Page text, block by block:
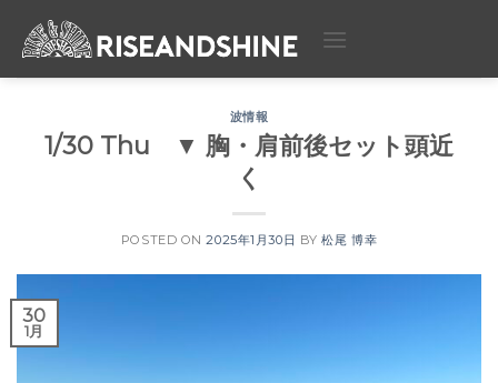
波情報
1/30 Thu ▼ 胸・肩前後セット頭近
く
POSTED ON2025年1月30日 BY松尾 博幸
30
1月